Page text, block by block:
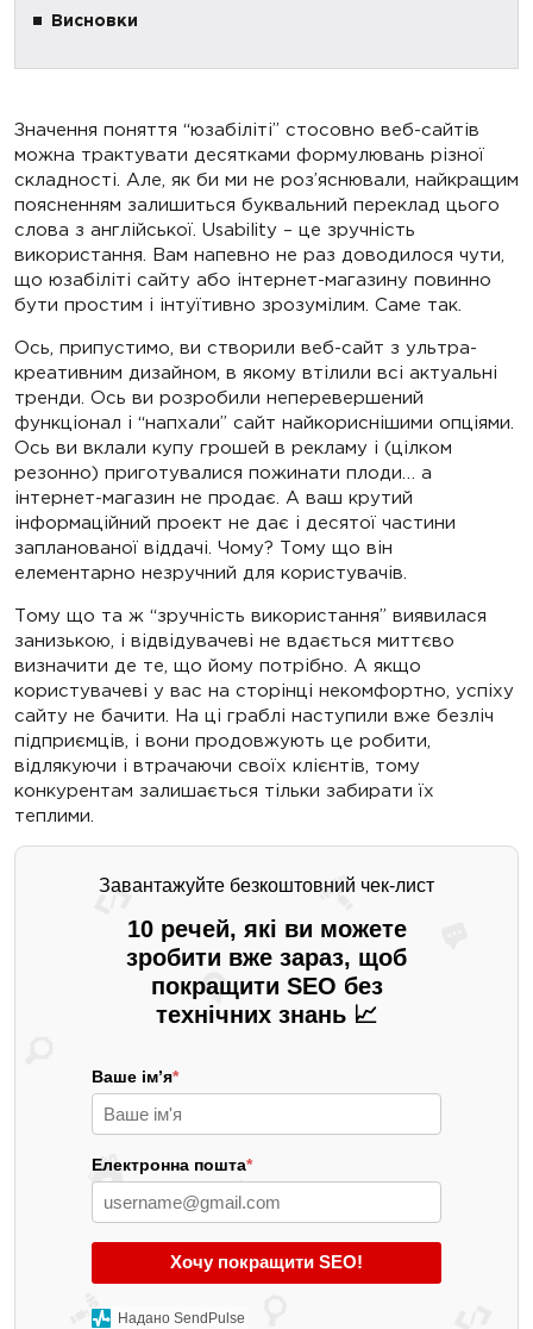
Висновки
Значення поняття “юзабіліті” стосовно веб-сайтів
можна трактувати десятками формулювань різної
складності. Але, як би ми не роз’яснювали, найкращим
поясненням залишиться буквальний переклад цього
слова з англійської. Usability – це зручність
використання. Вам напевно не раз доводилося чути,
що юзабіліті сайту або інтернет-магазину повинно
бути простим і інтуїтивно зрозумілим. Саме так.
Ось, припустимо, ви створили веб-сайт з ультра-
креативним дизайном, в якому втілили всі актуальні
тренди. Ось ви розробили неперевершений
функціонал і “напхали” сайт найкориснішими опціями.
Ось ви вклали купу грошей в рекламу і (цілком
резонно) приготувалися пожинати плоди… а
інтернет-магазин не продає. А ваш крутий
інформаційний проект не дає і десятої частини
запланованої віддачі. Чому? Тому що він
елементарно незручний для користувачів.
Тому що та ж “зручність використання” виявилася
занизькою, і відвідувачеві не вдається миттєво
визначити де те, що йому потрібно. А якщо
користувачеві у вас на сторінці некомфортно, успіху
сайту не бачити. На ці граблі наступили вже безліч
підприємців, і вони продовжують це робити,
відлякуючи і втрачаючи своїх клієнтів, тому
конкурентам залишається тільки забирати їх
теплими.
Завантажуйте безкоштовний чек-лист
10 речей, які ви можете
зробити вже зараз, щоб
покращити SEO без
технічних знань 📈
Ваше ім’я*
Електронна пошта*
Хочу покращити SEO!
Надано SendPulse